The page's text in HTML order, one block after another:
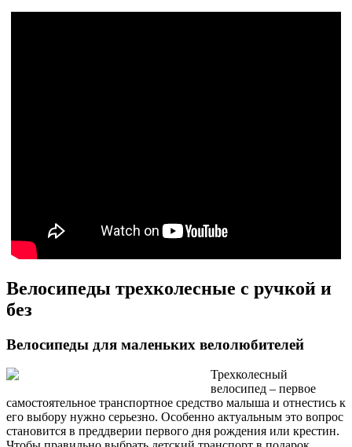
Велосипеды трехколесные с ручкой и
без
Велосипеды для маленьких велолюбителей
Трехколесный
велосипед – первое
самостоятельное транспортное средство малыша и отнестись к
его выбору нужно серьезно. Особенно актуальным это вопрос
становится в преддверии первого дня рождения или крестин.